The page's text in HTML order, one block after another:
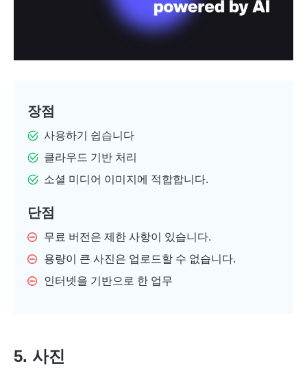
장점
사용하기 쉽습니다
클라우드 기반 처리
소셜 미디어 이미지에 적합합니다.
단점
무료 버전은 제한 사항이 있습니다.
용량이 큰 사진은 업로드할 수 없습니다.
인터넷을 기반으로 한 업무
5. 사진